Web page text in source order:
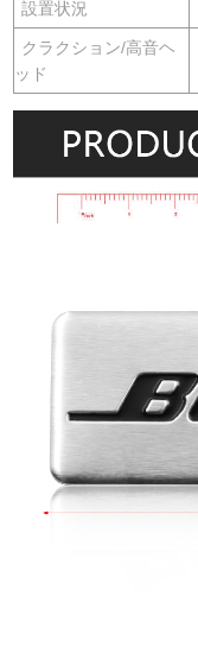
設置状況
クラクション/高音ヘ
ッド